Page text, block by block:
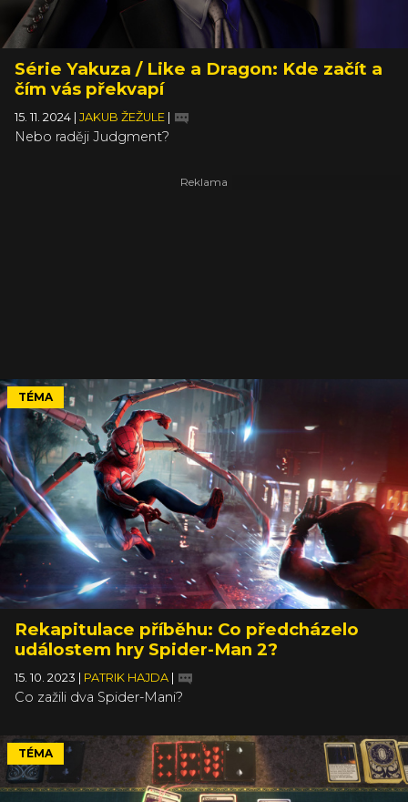
Série Yakuza / Like a Dragon: Kde začít a
čím vás překvapí
15. 11. 2024 JAKUB ŽEŽULE
Nebo raději Judgment?
TÉMA
Rekapitulace příběhu: Co předcházelo
událostem hry Spider-Man 2?
15. 10. 2023 PATRIK HAJDA
Co zažili dva Spider-Mani?
TÉMA